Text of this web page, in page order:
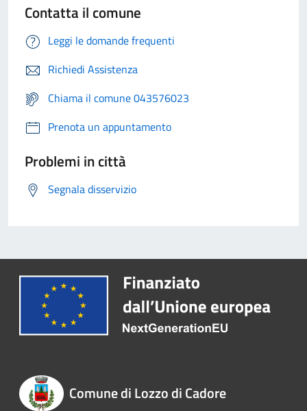
Contatta il comune
Leggi le domande frequenti
Richiedi Assistenza
Chiama il comune 043576023
Prenota un appuntamento
Problemi in città
Segnala disservizio
Comune di Lozzo di Cadore